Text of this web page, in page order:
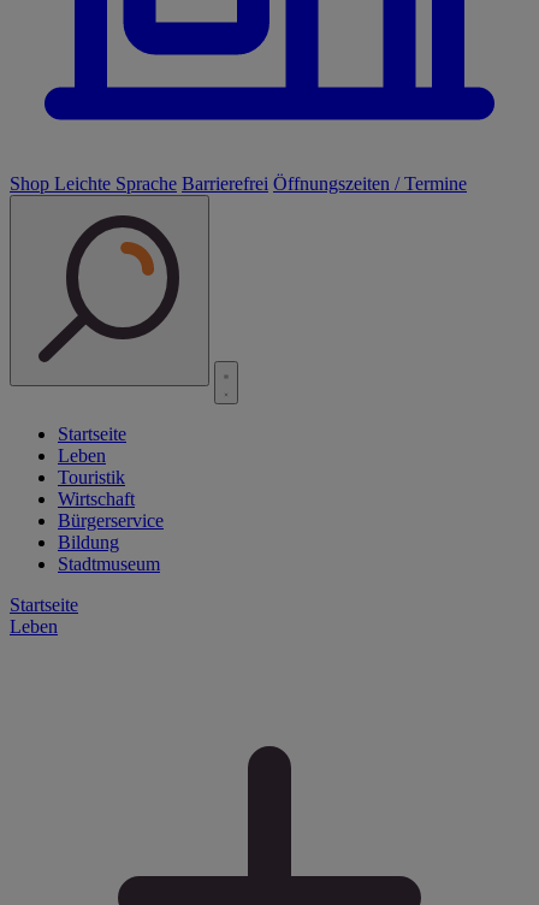
Shop Leichte Sprache Barrierefrei Öffnungszeiten / Termine
Startseite
Leben
Touristik
Wirtschaft
Bürgerservice
Bildung
Stadtmuseum
Startseite
Leben